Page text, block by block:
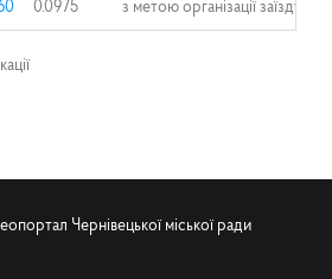
0.0975 з метою організації заїзду
Чернівецької міської ради